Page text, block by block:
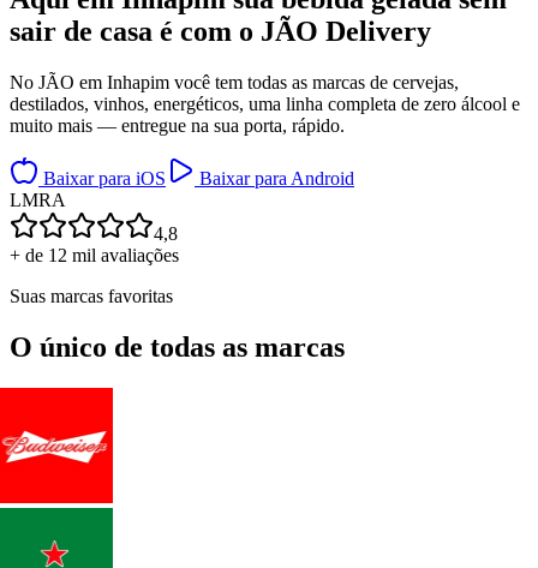
sair de casa é com o JÃO Delivery
No JÃO em Inhapim você tem todas as marcas de cervejas,
destilados, vinhos, energéticos, uma linha completa de zero álcool e
muito mais — entregue na sua porta, rápido.
Baixar para iOS
Baixar para Android
LMRA
4,8
+ de 12 mil avaliações
Suas marcas favoritas
O único de todas as marcas